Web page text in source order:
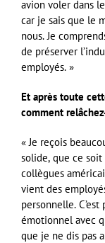
avion voler dans
car je sais que le
nous. Je
de préserver
employés. »
Et après toute
comment
« Je reçois
solide, que ce soit
collègues
vient des
personnelle.
émotionnel avec
que je ne dis pas